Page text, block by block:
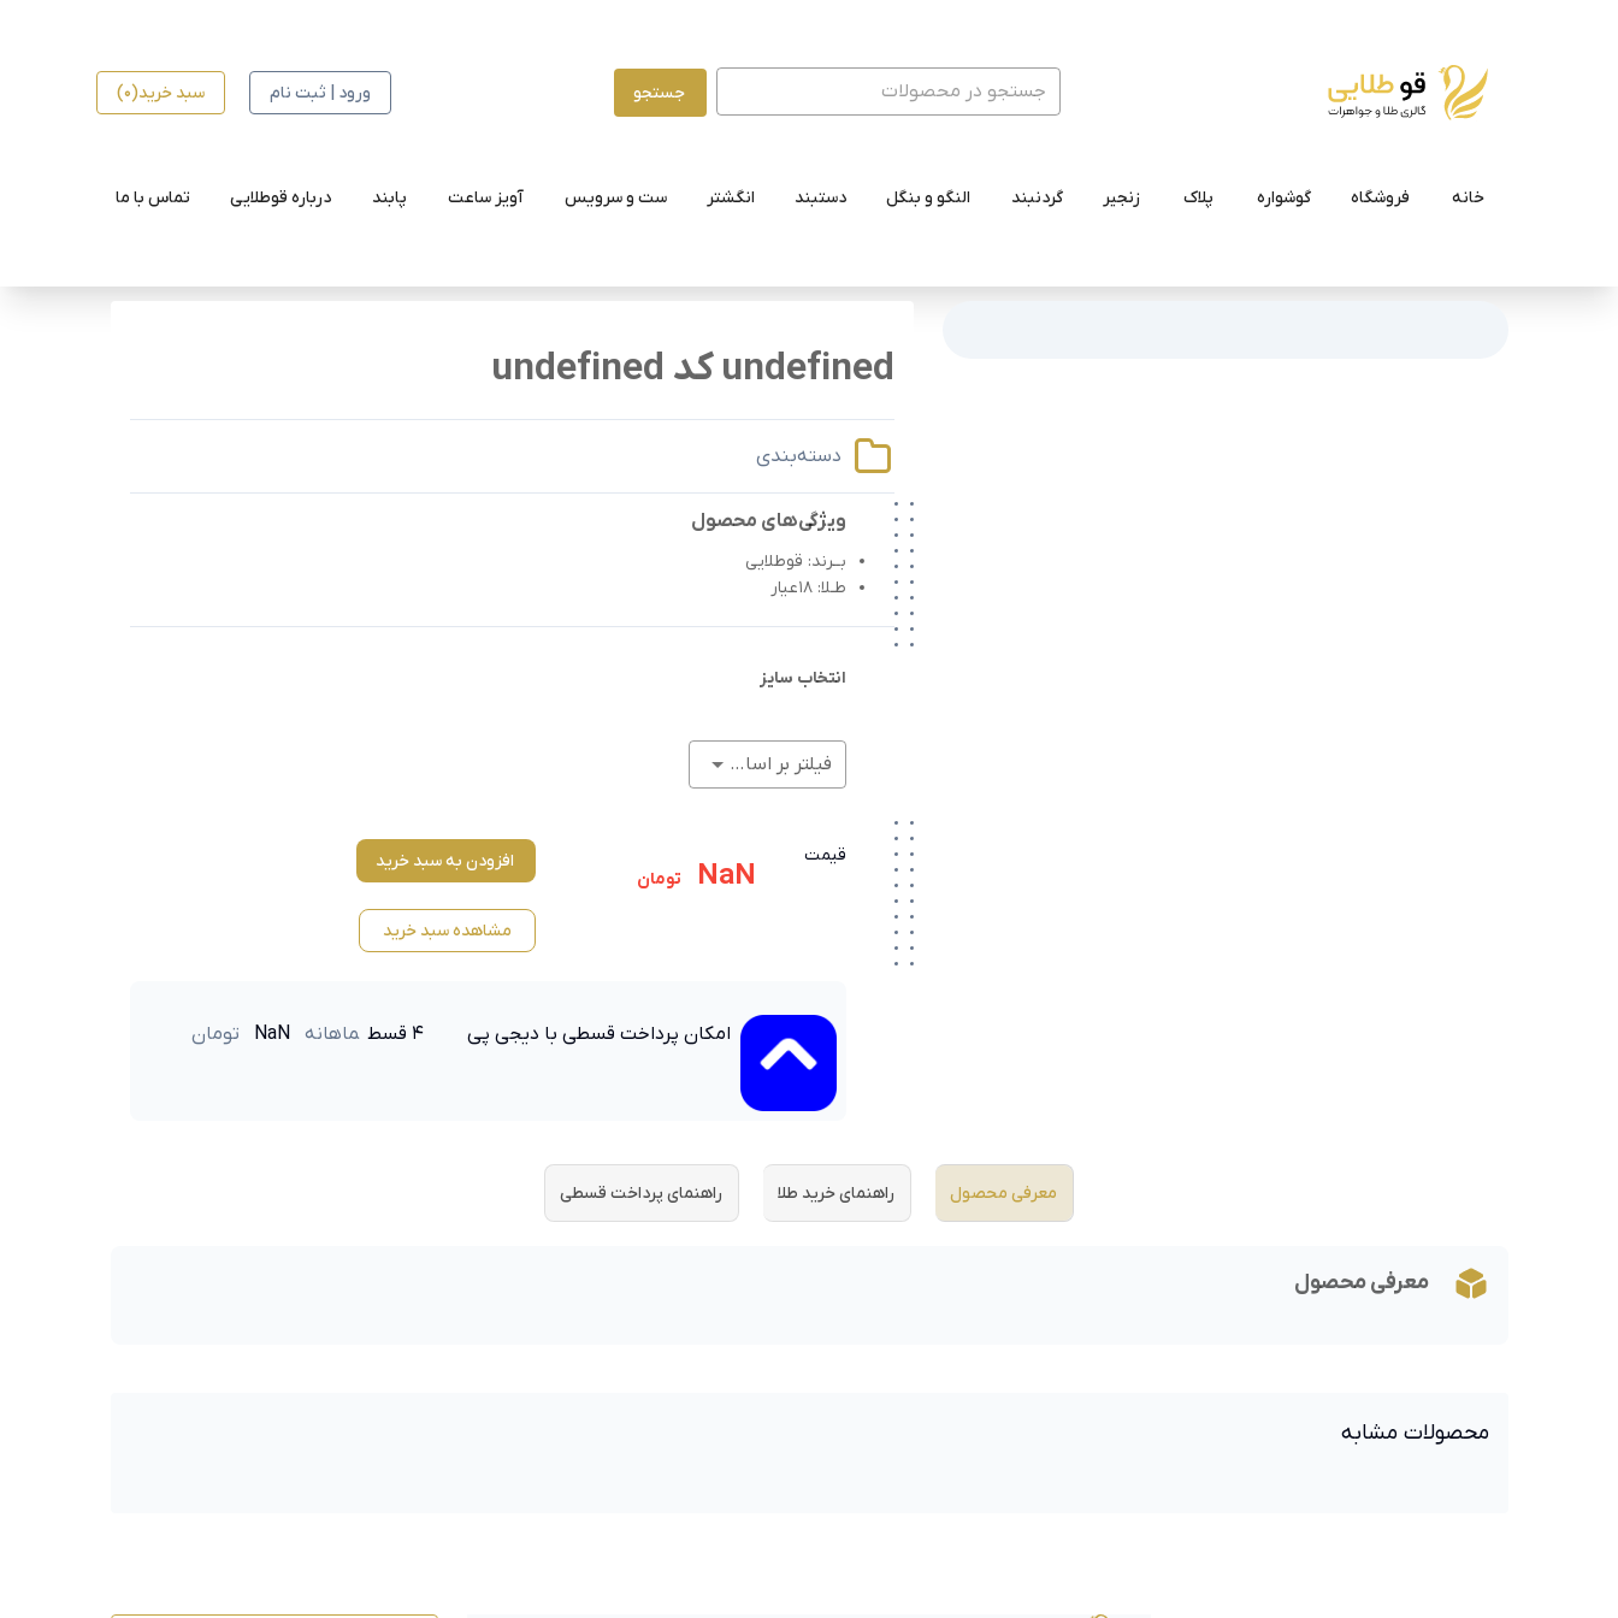
جستجو ورود | ثبت نام سبد خرید(0)
خانه فروشگاه گوشواره پلاک زنجیر گردنبند النگو و بنگل دستبند انگشتر ست و سرویس آویز ساعت پابند درباره قوطلایی تماس با ما
undefined کد undefined
دسته‌بندی
ویژگی‌های محصول
بــرند: قوطلایی
طـلا: 18عیار
انتخاب سایز
فیلتر بر اساس وزن (گرم)
قیمت
NaN تومان
افزودن به سبد خرید
مشاهده سبد خرید
امکان پرداخت قسطی با دیجی پی ۴ قسط ماهانه تومان
معرفی محصول راهنمای خرید طلا راهنمای پرداخت قسطی
معرفی محصول
محصولات مشابه